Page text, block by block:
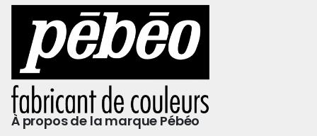
À propos de la marque Pébéo